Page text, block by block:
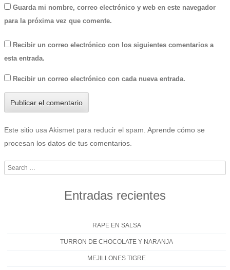
Guarda mi nombre, correo electrónico y web en este navegador
para la próxima vez que comente.
Recibir un correo electrónico con los siguientes comentarios a
esta entrada.
Recibir un correo electrónico con cada nueva entrada.
Este sitio usa Akismet para reducir el spam. Aprende cómo se
procesan los datos de tus comentarios
Search
Entradas recientes
RAPE EN SALSA
TURRON DE CHOCOLATE Y NARANJA
MEJILLONES TIGRE